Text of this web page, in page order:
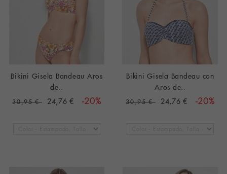
Bikini Gisela Bandeau Aros
de..
30,95 € 24,76 € -20%
Bikini Gisela Bandeau con
Aros de..
30,95 € 24,76 € -20%